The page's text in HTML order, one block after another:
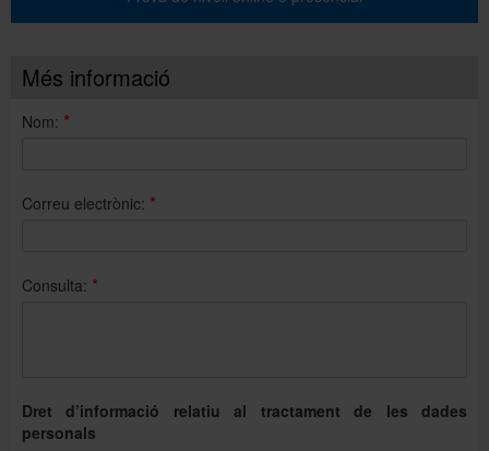
Més informació
Nom: *
Correu electrònic: *
Consulta: *
Dret d’informació relatiu al tractament de les dades
personals